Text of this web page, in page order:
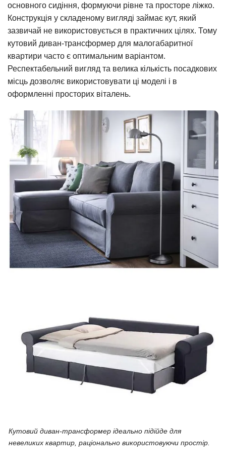
основного сидіння, формуючи рівне та просторе ліжко.
Конструкція у складеному вигляді займає кут, який
зазвичай не використовується в практичних цілях. Тому
кутовий диван-трансформер для малогабаритної
квартири часто є оптимальним варіантом.
Респектабельний вигляд та велика кількість посадкових
місць дозволяє використовувати ці моделі і в
оформленні просторих віталень.
Кутовий диван-трансформер ідеально підійде для
невеликих квартир, раціонально використовуючи простір.